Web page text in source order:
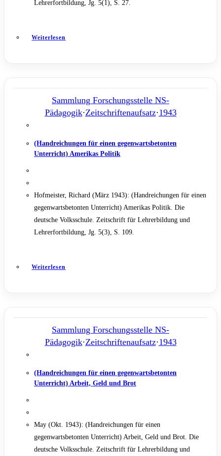
Lehrerfortbildung, Jg. 5(1), S. 27.
Weiterlesen
Sammlung Forschungsstelle NS-
Pädagogik·Zeitschriftenaufsatz·1943
(Handreichungen für einen gegenwartsbetonten
Unterricht) Amerikas Politik
Hofmeister, Richard (März 1943): (Handreichungen für einen
gegenwartsbetonten Unterricht) Amerikas Politik. Die
deutsche Volksschule. Zeitschrift für Lehrerbildung und
Lehrerfortbildung, Jg. 5(3), S. 109.
Weiterlesen
Sammlung Forschungsstelle NS-
Pädagogik·Zeitschriftenaufsatz·1943
(Handreichungen für einen gegenwartsbetonten
Unterricht) Arbeit, Geld und Brot
May (Okt. 1943): (Handreichungen für einen
gegenwartsbetonten Unterricht) Arbeit, Geld und Brot. Die
deutsche Volksschule. Zeitschrift für Lehrerbildung und